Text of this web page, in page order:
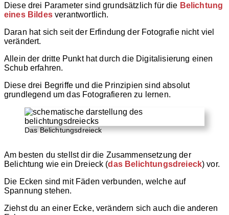
Diese drei Parameter sind grundsätzlich für die Belichtung
eines Bildesverantwortlich.
Daran hat sich seit der Erfindung der Fotografie nicht viel
verändert.
Allein der dritte Punkt hat durch die Digitalisierung einen
Schub erfahren.
Diese drei Begriffe und die Prinzipien sind absolut
grundlegend um das Fotografieren zu lernen.
Das Belichtungsdreieck
Am besten du stellst dir die Zusammensetzung der
Belichtung wie ein Dreieck (das Belichtungsdreieck) vor.
Die Ecken sind mit Fäden verbunden, welche auf
Spannung stehen.
Ziehst du an einer Ecke, verändern sich auch die anderen